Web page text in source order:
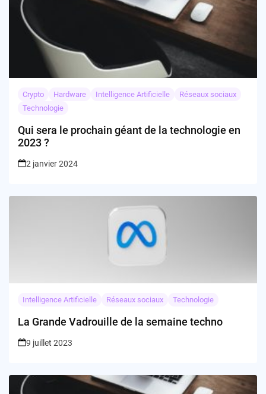
Crypto Hardware Intelligence Artificielle
Réseaux sociaux
Technologie
Qui sera le prochain géant de la technologie en
2023 ?
2 janvier 2024
Intelligence Artificielle Réseaux sociaux Technologie
La Grande Vadrouille de la semaine techno
9 juillet 2023